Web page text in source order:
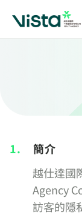
1.
簡介
越仕達國
Agency
訪客的隱